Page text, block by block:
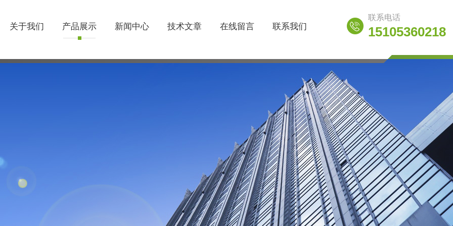
关于我们 产品展示 新闻中心 技术文章 在线留言 联系我们
联系电话
15105360218